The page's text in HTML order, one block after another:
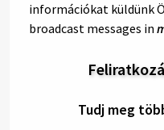
információkat küldünk
broadcast messages in
Tudj meg